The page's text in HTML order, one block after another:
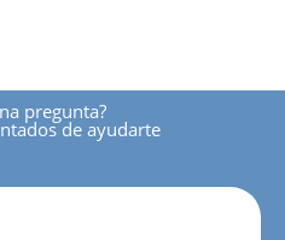
de ayudarte